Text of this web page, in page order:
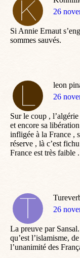
dit
26
Si Annie Ernaut
sommes sauvés.
leon
dit
26
Sur le coup ,
et encore sa
infligée à la France ,
réserve , là c’est
France est très faible .
dit
26
La preuve par
qu’est l’islamisme,
l’unanimité des